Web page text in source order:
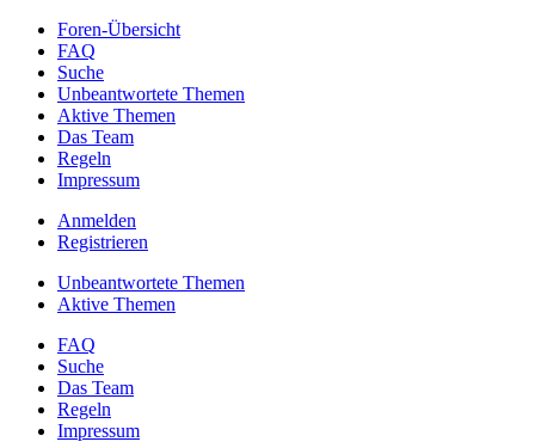
Foren-Übersicht
FAQ
Suche
Unbeantwortete Themen
Aktive Themen
Das Team
Regeln
Impressum
Anmelden
Registrieren
Unbeantwortete Themen
Aktive Themen
FAQ
Suche
Das Team
Regeln
Impressum